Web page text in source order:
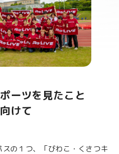
ーツを見たこと
けて
の１つ、「びわこ・くさつキ